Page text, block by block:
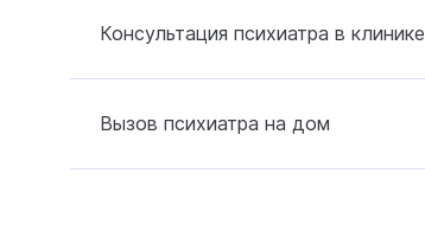
Консультация психиатра в клинике
Вызов психиатра на дом